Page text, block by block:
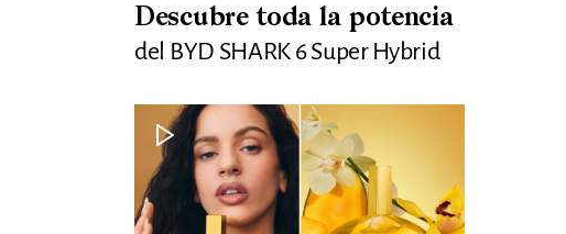
Descubre toda la potencia
del BYD SHARK 6 Super Hybrid